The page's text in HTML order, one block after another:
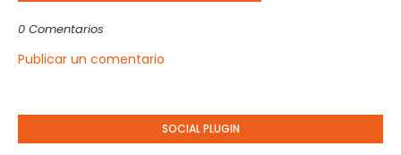
0 Comentarios
Publicar un comentario
SOCIAL PLUGIN